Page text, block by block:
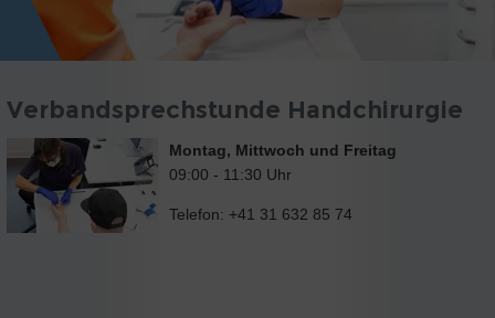
Verbandsprechstunde Handchirurgie
Montag, Mittwoch und Freitag
09:00 - 11:30 Uhr
Telefon: +41 31 632 85 74